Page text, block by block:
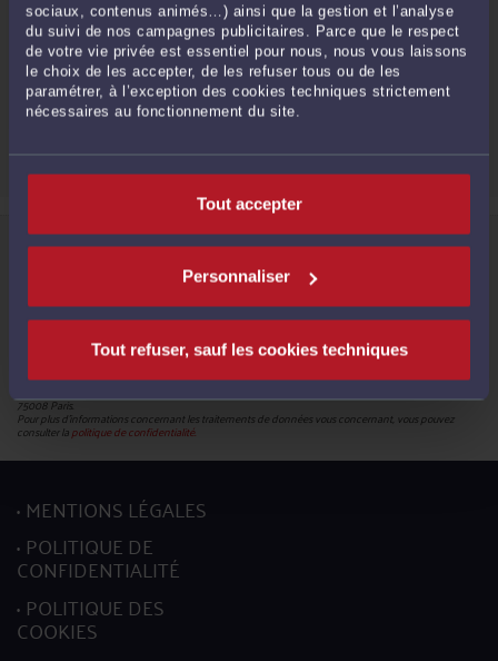
sociaux, contenus animés…) ainsi que la gestion et l’analyse
du suivi de nos campagnes publicitaires. Parce que le respect
de votre vie privée est essentiel pour nous, nous vous laissons
le choix de les accepter, de les refuser tous ou de les
paramétrer, à l’exception des cookies techniques strictement
nécessaires au fonctionnement du site.
Tout accepter
Personnaliser
Tout refuser, sauf les cookies techniques
CONTINUER
Informations relatives à la protection de vos données
met en œuvre un traitement de données caractère personnel en vue de la création de votre compte
pour pouvoir accéder aux services proposés par la plateforme et bénéficier de ces derniers.
mettre à jour votre profil.
Conformément à la réglementation en vigueur, vous disposez du droit de demander l'accès, la
rectification, l’effacement et la portabilité de vos données ainsi que la limitation du traitement. Vous
pouvez en outre retirer votre consentement pour les traitements basés sur ce fondement juridique.
L’exercice de ces droits s’effectuent, auprès du délégué à la protection des données, par l’envoi soit
d’un courriel à l’adresse mail :donneespersonnelles@cnb.avocat.fr, soit d’un courrier par voie postale à
75008 Paris.
Pour plus d’informations concernant les traitements de données vous concernant, vous pouvez
consulter lapolitique de confidentialité.
MENTIONS LÉGALES
POLITIQUE DE
CONFIDENTIALITÉ
POLITIQUE DES
COOKIES